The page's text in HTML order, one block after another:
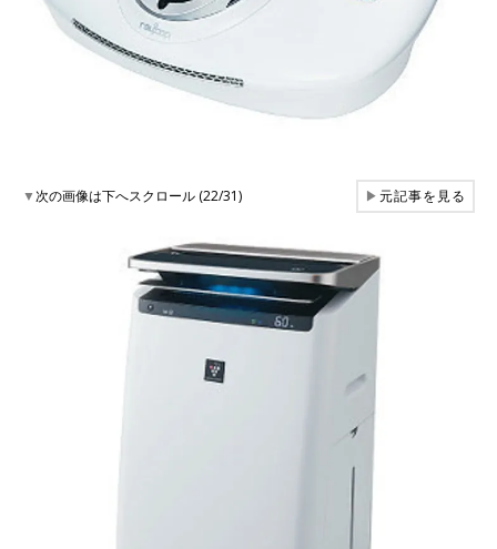
▼次の画像は下へスクロール (22/31) ▶元記事を見る